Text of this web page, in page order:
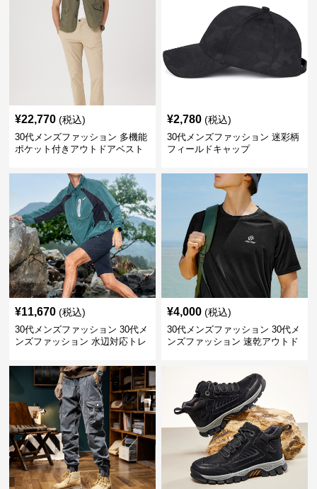
¥22,770 (税込)
30代メンズファッション 多機能
ポケット付きアウトドアベスト
¥2,780 (税込)
30代メンズファッション 迷彩柄
フィールドキャップ
¥11,670 (税込)
30代メンズファッション 30代メ
ンズファッション 水辺対応トレ
¥4,000 (税込)
30代メンズファッション 30代メ
ンズファッション 速乾アウトド